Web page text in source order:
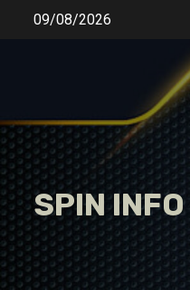
09/08/2026
SPIN INFO